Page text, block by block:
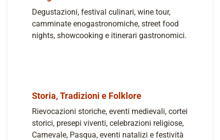
Degustazioni, festival culinari, wine tour,
camminate enogastronomiche, street food
nights, showcooking e itinerari gastronomici.
Storia, Tradizioni e Folklore
Rievocazioni storiche, eventi medievali, cortei
storici, presepi viventi, celebrazioni religiose,
Carnevale, Pasqua, eventi natalizi e festività